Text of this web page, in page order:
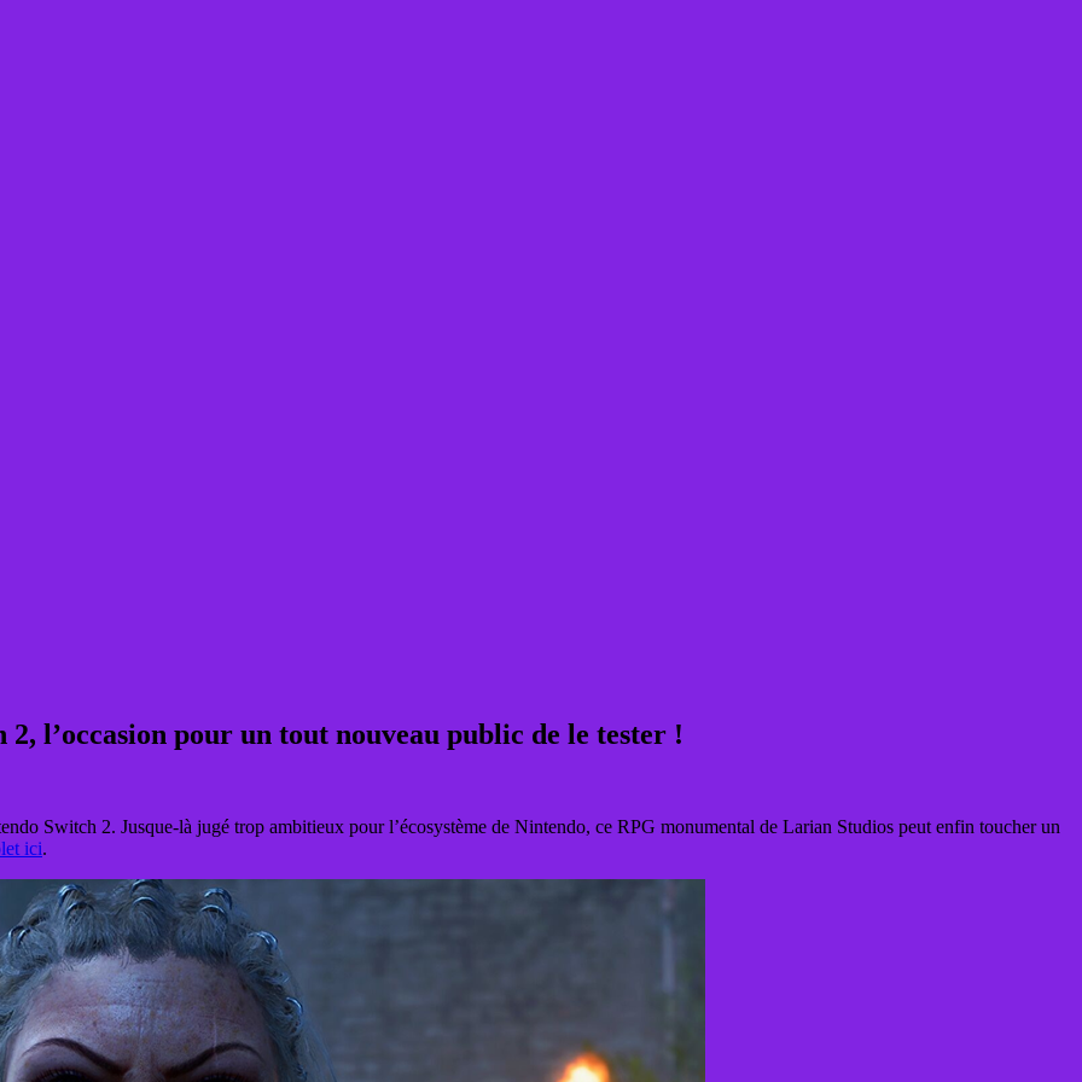
l’occasion pour un tout nouveau public de le tester !
Switch 2. Jusque-là jugé trop ambitieux pour l’écosystème de Nintendo, ce RPG monumental de Larian Studios peut enfin toucher un
ici.